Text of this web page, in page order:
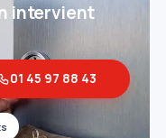
intervient
01 45 97 88 43